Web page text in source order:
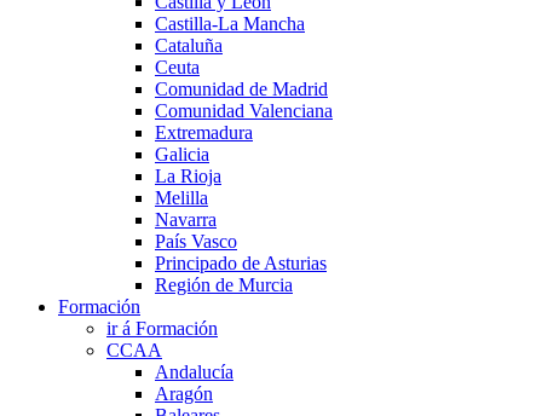
Castilla-La Mancha
Cataluña
Ceuta
Comunidad de Madrid
Comunidad Valenciana
Extremadura
Galicia
La Rioja
Melilla
Navarra
País Vasco
Principado de Asturias
Región de Murcia
Formación
ir á Formación
CCAA
Andalucía
Aragón